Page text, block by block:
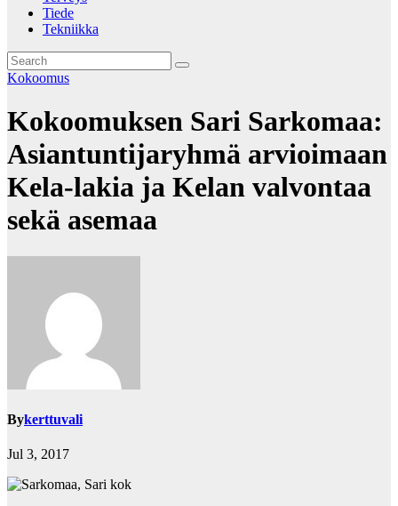
Tiede
Tekniikka
Kokoomus
Kokoomuksen Sari Sarkomaa:
Asiantuntijaryhmä arvioimaan
Kela-lakia ja Kelan valvontaa
sekä asemaa
Bykerttuvali
Jul 3, 2017